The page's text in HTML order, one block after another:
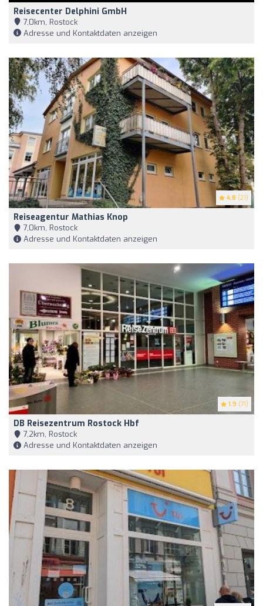
Reisecenter Delphini GmbH
7,0km, Rostock
Adresse und Kontaktdaten anzeigen
4.8 (21)
Reiseagentur Mathias Knop
7,0km, Rostock
Adresse und Kontaktdaten anzeigen
1.9 (71)
DB Reisezentrum Rostock Hbf
7,2km, Rostock
Adresse und Kontaktdaten anzeigen